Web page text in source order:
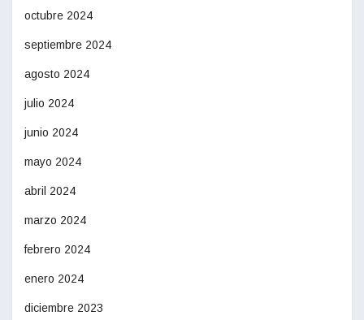
octubre 2024
septiembre 2024
agosto 2024
julio 2024
junio 2024
mayo 2024
abril 2024
marzo 2024
febrero 2024
enero 2024
diciembre 2023